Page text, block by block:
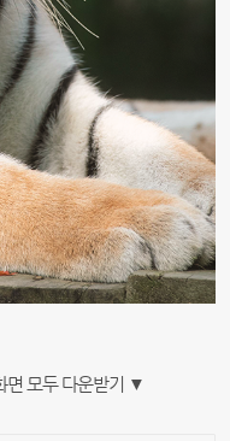
면 모두 다운받기 ▼